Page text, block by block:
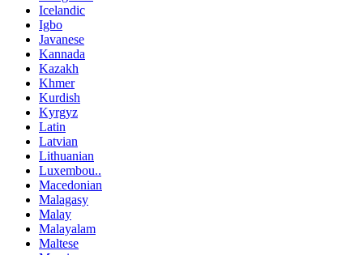
Icelandic
Igbo
Javanese
Kannada
Kazakh
Khmer
Kurdish
Kyrgyz
Latin
Latvian
Lithuanian
Luxembou..
Macedonian
Malagasy
Malay
Malayalam
Maltese